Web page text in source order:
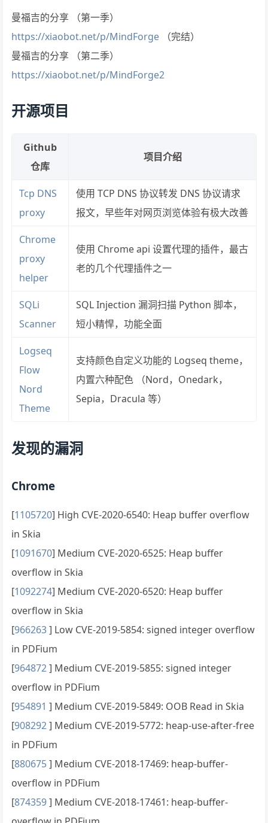
曼福吉的分享 （第一季）
https://xiaobot.net/p/MindForge （完结）
曼福吉的分享 （第二季）
https://xiaobot.net/p/MindForge2
开源项目
Github
仓库
项目介绍
Tcp DNS
proxy
使用 TCP DNS 协议转发 DNS 协议请求
报文，早些年对网页浏览体验有极大改善
Chrome
proxy
helper
使用 Chrome api 设置代理的插件，最古
老的几个代理插件之一
SQLi
Scanner
SQL Injection 漏洞扫描 Python 脚本，
短小精悍，功能全面
Logseq
Flow
Nord
Theme
支持颜色自定义功能的 Logseq theme，
内置六种配色 （Nord，Onedark，
Sepia，Dracula 等）
发现的漏洞
Chrome
[1105720] High CVE-2020-6540: Heap buffer overflow
in Skia
[1091670] Medium CVE-2020-6525: Heap buffer
overflow in Skia
[1092274] Medium CVE-2020-6520: Heap buffer
overflow in Skia
[966263] Low CVE-2019-5854: signed integer overflow
in PDFium
[964872] Medium CVE-2019-5855: signed integer
overflow in PDFium
[954891 ] Medium CVE-2019-5849: OOB Read in Skia
[908292] Medium CVE-2019-5772: heap-use-after-free
in PDFium
[880675] Medium CVE-2018-17469: heap-buffer-
overflow in PDFium
[874359] Medium CVE-2018-17461: heap-buffer-